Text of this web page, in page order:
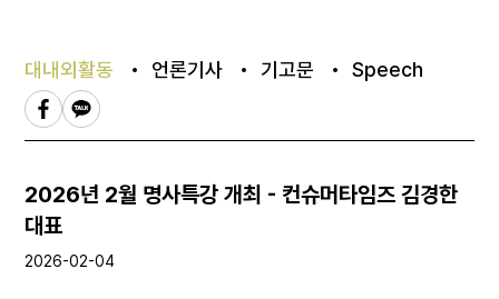
대내외활동 언론기사 기고문 Speech
2026년 2월 명사특강 개최 - 컨슈머타임즈 김경한
대표
2026-02-04